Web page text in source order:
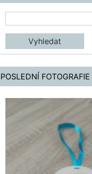
POSLEDNÍ FOTOGRAFIE